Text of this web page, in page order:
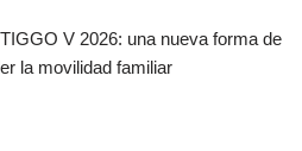
V 2026: una nueva forma de
la movilidad familiar